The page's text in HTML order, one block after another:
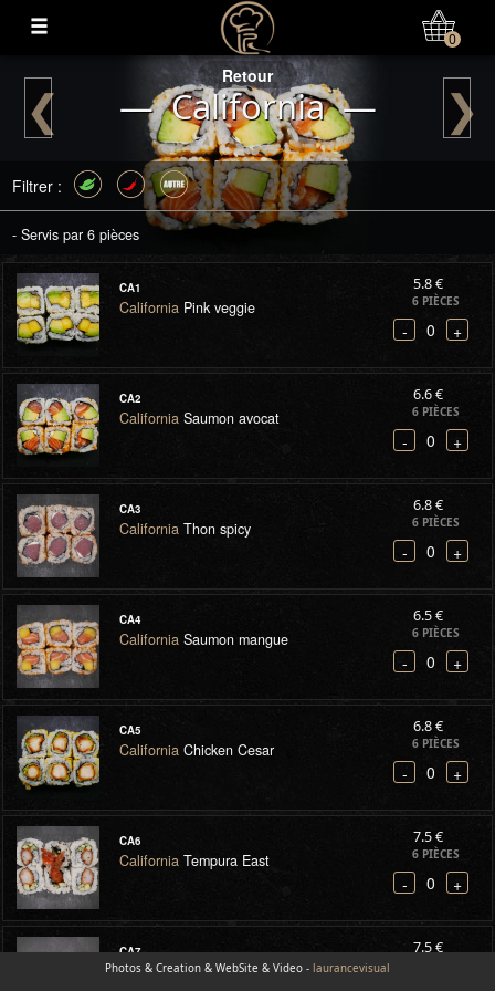
Mon Compte
0
Retour
— California —
❮ ❯
Filtrer :
- Servis par 6 pièces
CA1
CaliforniaPink veggie
5.8 €
6 PIÈCES
- 0 +
CA2
CaliforniaSaumon avocat
6.6 €
6 PIÈCES
- 0 +
CA3
CaliforniaThon spicy
6.8 €
6 PIÈCES
- 0 +
CA4
CaliforniaSaumon mangue
6.5 €
6 PIÈCES
- 0 +
CA5
CaliforniaChicken Cesar
6.8 €
6 PIÈCES
- 0 +
CA6
CaliforniaTempura East
7.5 €
6 PIÈCES
- 0 +
CA7
CaliforniaRainbow roll
7.5 €
Photos & Creation & WebSite & Video - laurancevisual